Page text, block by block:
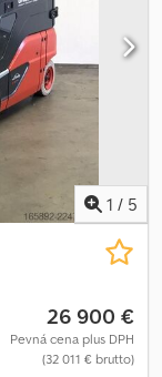
hydraulika + 3.
+ 3. ovládací
- Plná
a jazdnými
STVZO -
- Štandardné
kabíne - USB 1 / 5
26 900 €
Pevná cena plus DPH
(32 011 € brutto)